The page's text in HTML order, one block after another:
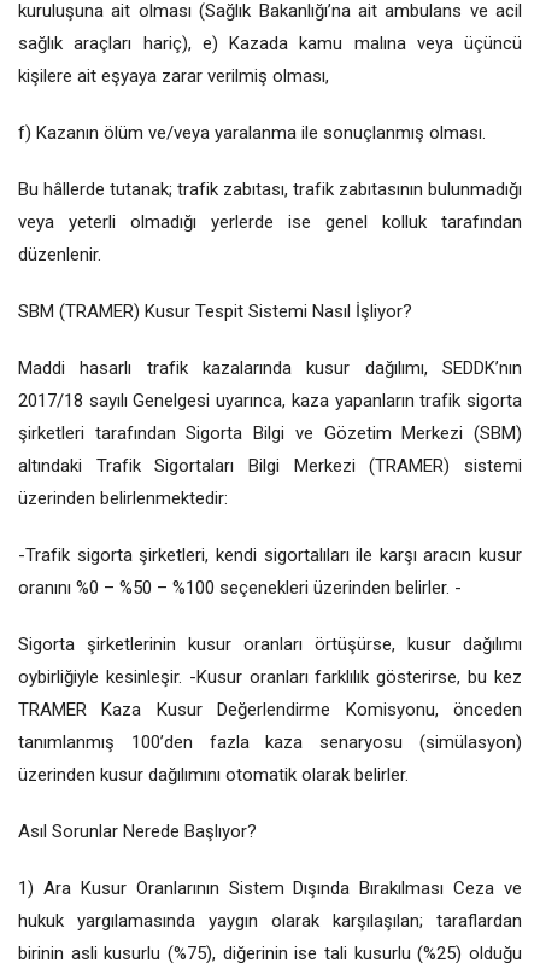
kuruluşuna ait olması (Sağlık Bakanlığı’na ait ambulans ve acil
sağlık araçları hariç), e) Kazada kamu malına veya üçüncü
kişilere ait eşyaya zarar verilmiş olması,
f) Kazanın ölüm ve/veya yaralanma ile sonuçlanmış olması.
Bu hâllerde tutanak; trafik zabıtası, trafik zabıtasının bulunmadığı
veya yeterli olmadığı yerlerde ise genel kolluk tarafından
düzenlenir.
SBM (TRAMER) Kusur Tespit Sistemi Nasıl İşliyor?
Maddi hasarlı trafik kazalarında kusur dağılımı, SEDDK’nın
2017/18 sayılı Genelgesi uyarınca, kaza yapanların trafik sigorta
şirketleri tarafından Sigorta Bilgi ve Gözetim Merkezi (SBM)
altındaki Trafik Sigortaları Bilgi Merkezi (TRAMER) sistemi
üzerinden belirlenmektedir:
-Trafik sigorta şirketleri, kendi sigortalıları ile karşı aracın kusur
oranını %0 – %50 – %100 seçenekleri üzerinden belirler. -
Sigorta şirketlerinin kusur oranları örtüşürse, kusur dağılımı
oybirliğiyle kesinleşir. -Kusur oranları farklılık gösterirse, bu kez
TRAMER Kaza Kusur Değerlendirme Komisyonu, önceden
tanımlanmış 100’den fazla kaza senaryosu (simülasyon)
üzerinden kusur dağılımını otomatik olarak belirler.
Asıl Sorunlar Nerede Başlıyor?
1) Ara Kusur Oranlarının Sistem Dışında Bırakılması Ceza ve
hukuk yargılamasında yaygın olarak karşılaşılan; taraflardan
birinin asli kusurlu (%75), diğerinin ise tali kusurlu (%25) olduğu